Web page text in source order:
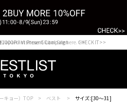
Japan? Visit our Global Site here. >>
様1000Point Present Campaign CHECK IT>>
キョー）TOP ベスト サイズ:[30～31]